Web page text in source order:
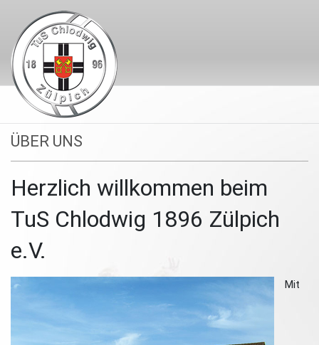
ÜBER UNS
Herzlich willkommen beim
TuS Chlodwig 1896 Zülpich
e.V.
Mit